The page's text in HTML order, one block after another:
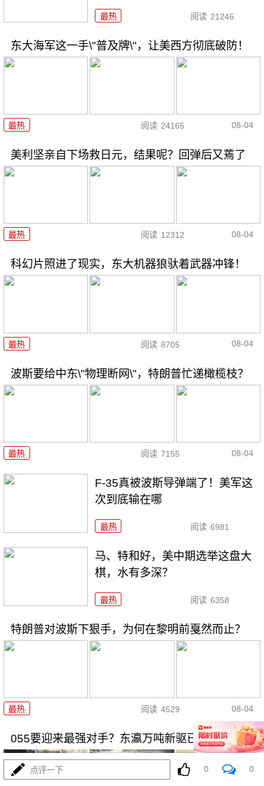
最热 阅读 21246
东大海军这一手\"普及牌\"，让美西方彻底破防！
最热 阅读 24165 08-04
美利坚亲自下场救日元，结果呢？回弹后又蔫了
最热 阅读 12312 08-04
科幻片照进了现实，东大机器狼驮着武器冲锋！
最热 阅读 8705 08-04
波斯要给中东\"物理断网\"，特朗普忙递橄榄枝？
最热 阅读 7155 08-04
F-35真被波斯导弹端了！美军这
次到底输在哪
最热 阅读 6981
马、特和好，美中期选举这盘大
棋，水有多深？
最热 阅读 6358
特朗普对波斯下狠手，为何在黎明前戛然而止？
最热 阅读 4529 08-04
055要迎来最强对手？东瀛万吨新驱已上船台！
点评一下 0 0